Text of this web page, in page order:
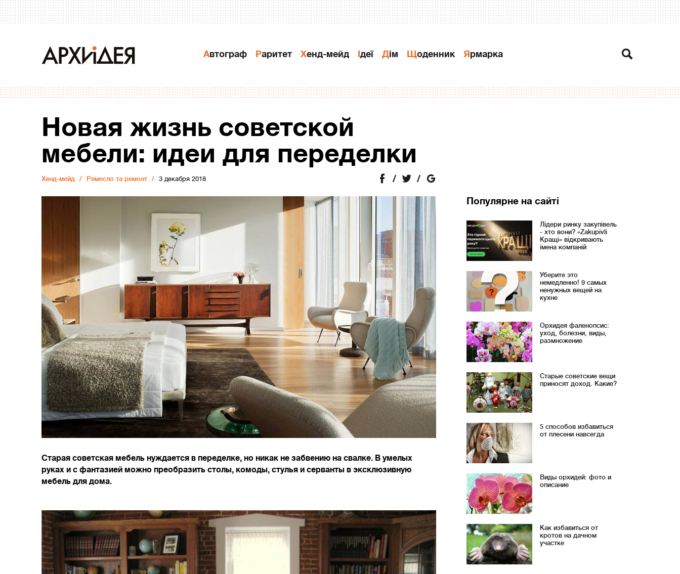
Автограф Раритет Хенд-мейд Ідеї Дiм Щоденник Ярмарка
Новая жизнь советской
мебели: идеи для переделки
Хенд-мейд Ремесло та ремонт 3 декабря 2018
Старая советская мебель нуждается в переделке, но никак не забвению на свалке. В умелых
руках и с фантазией можно преобразить столы, комоды, стулья и серванты в эксклюзивную
мебель для дома.
Популярне на сайті
Лідери ринку закупівель
- хто вони? «Zakupivli
Кращі» відкривають
імена компаній
Уберите это
немедленно! 9 самых
ненужных вещей на
кухне
Орхидея фаленопсис:
уход, болезни, виды,
размножение
Старые советские вещи
приносят доход. Какие?
5 способов избавиться
от плесени навсегда
Виды орхидей: фото и
описание
Как избавиться от
кротов на дачном
участке